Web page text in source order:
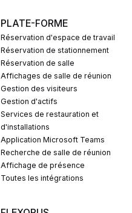
PLATE-FORME
Réservation d'espace de travail
Réservation de stationnement
Réservation de salle
Affichages de salle de réunion
Gestion des visiteurs
Gestion d'actifs
Services de restauration et
d'installations
Application Microsoft Teams
Recherche de salle de réunion
Affichage de présence
Toutes les intégrations